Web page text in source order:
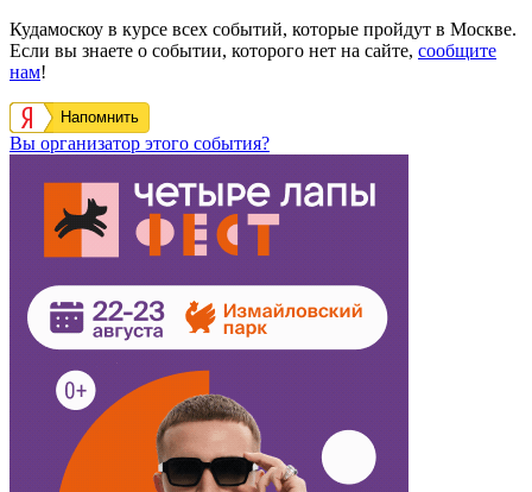
Кудамоскоу в курсе всех событий, которые пройдут в Москве.
Если вы знаете о событии, которого нет на сайте, сообщите
нам!
Напомнить
Вы организатор этого события?